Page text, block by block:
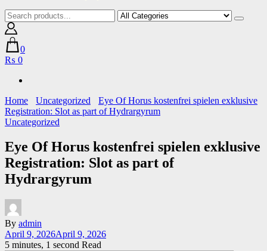
0
₨ 0
Home Uncategorized
Eye Of Horus kostenfrei spielen exklusive
Registration: Slot as part of Hydrargyrum
Uncategorized
Eye Of Horus kostenfrei spielen exklusive
Registration: Slot as part of
Hydrargyrum
By admin
April 9, 2026April 9, 2026
5 minutes, 1 second Read